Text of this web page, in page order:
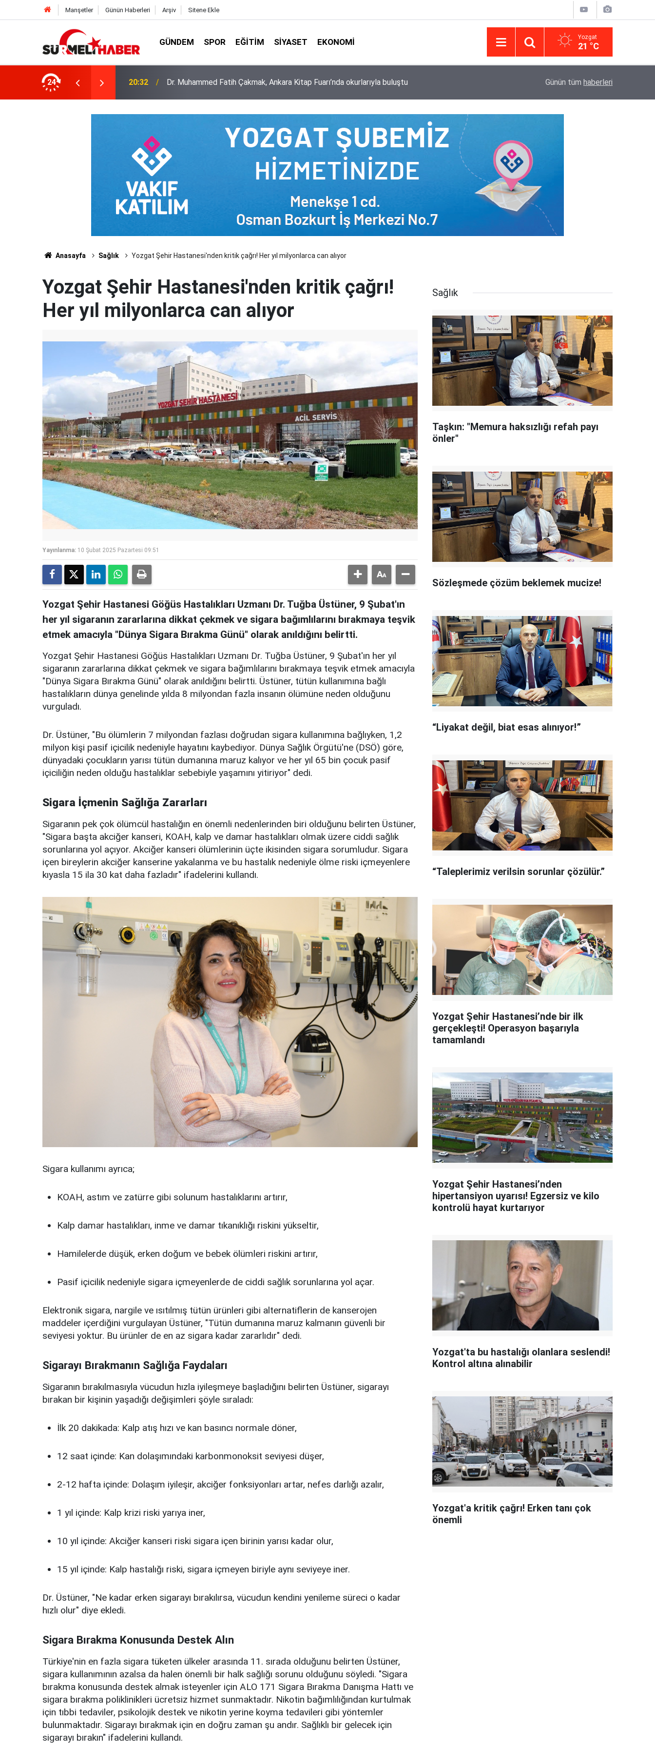
Manşetler Günün Haberleri Arşiv Sitene Ekle
GÜNDEM SPOR EĞITIM SIYASET EKONOMI Yozgat
21 °C
24
okurlarıyla buluştu 14:52 Diyanet İşleri Başkanlığı ile Türkiye Diyanet Vakfı milyonları sevindirdi Yargıtay’da iletişim hamlesi: Kurumsal
Günün tüm haberleri
Anasayfa Sağlık Yozgat Şehir Hastanesi'nden kritik çağrı! Her yıl milyonlarca can alıyor
Yozgat Şehir Hastanesi'nden kritik çağrı!
Her yıl milyonlarca can alıyor
Yayınlanma: 10 Şubat 2025 Pazartesi 09:51
Yozgat Şehir Hastanesi Göğüs Hastalıkları Uzmanı Dr. Tuğba Üstüner, 9 Şubat'ın
her yıl sigaranın zararlarına dikkat çekmek ve sigara bağımlılarını bırakmaya teşvik
etmek amacıyla "Dünya Sigara Bırakma Günü" olarak anıldığını belirtti.
Yozgat Şehir Hastanesi Göğüs Hastalıkları Uzmanı Dr. Tuğba Üstüner, 9 Şubat'ın her yıl
sigaranın zararlarına dikkat çekmek ve sigara bağımlılarını bırakmaya teşvik etmek amacıyla
"Dünya Sigara Bırakma Günü" olarak anıldığını belirtti. Üstüner, tütün kullanımına bağlı
hastalıkların dünya genelinde yılda 8 milyondan fazla insanın ölümüne neden olduğunu
vurguladı.
Dr. Üstüner, "Bu ölümlerin 7 milyondan fazlası doğrudan sigara kullanımına bağlıyken, 1,2
milyon kişi pasif içicilik nedeniyle hayatını kaybediyor. Dünya Sağlık Örgütü'ne (DSÖ) göre,
dünyadaki çocukların yarısı tütün dumanına maruz kalıyor ve her yıl 65 bin çocuk pasif
içiciliğin neden olduğu hastalıklar sebebiyle yaşamını yitiriyor" dedi.
Sigara İçmenin Sağlığa Zararları
Sigaranın pek çok ölümcül hastalığın en önemli nedenlerinden biri olduğunu belirten Üstüner,
"Sigara başta akciğer kanseri, KOAH, kalp ve damar hastalıkları olmak üzere ciddi sağlık
sorunlarına yol açıyor. Akciğer kanseri ölümlerinin üçte ikisinden sigara sorumludur. Sigara
içen bireylerin akciğer kanserine yakalanma ve bu hastalık nedeniyle ölme riski içmeyenlere
kıyasla 15 ila 30 kat daha fazladır" ifadelerini kullandı.
Sigara kullanımı ayrıca;
KOAH, astım ve zatürre gibi solunum hastalıklarını artırır,
Kalp damar hastalıkları, inme ve damar tıkanıklığı riskini yükseltir,
Hamilelerde düşük, erken doğum ve bebek ölümleri riskini artırır,
Pasif içicilik nedeniyle sigara içmeyenlerde de ciddi sağlık sorunlarına yol açar.
Elektronik sigara, nargile ve ısıtılmış tütün ürünleri gibi alternatiflerin de kanserojen
maddeler içerdiğini vurgulayan Üstüner, "Tütün dumanına maruz kalmanın güvenli bir
seviyesi yoktur. Bu ürünler de en az sigara kadar zararlıdır" dedi.
Sigarayı Bırakmanın Sağlığa Faydaları
Sigaranın bırakılmasıyla vücudun hızla iyileşmeye başladığını belirten Üstüner, sigarayı
bırakan bir kişinin yaşadığı değişimleri şöyle sıraladı:
İlk 20 dakikada: Kalp atış hızı ve kan basıncı normale döner,
12 saat içinde: Kan dolaşımındaki karbonmonoksit seviyesi düşer,
2-12 hafta içinde: Dolaşım iyileşir, akciğer fonksiyonları artar, nefes darlığı azalır,
1 yıl içinde: Kalp krizi riski yarıya iner,
10 yıl içinde: Akciğer kanseri riski sigara içen birinin yarısı kadar olur,
15 yıl içinde: Kalp hastalığı riski, sigara içmeyen biriyle aynı seviyeye iner.
Dr. Üstüner, "Ne kadar erken sigarayı bırakılırsa, vücudun kendini yenileme süreci o kadar
hızlı olur" diye ekledi.
Sigara Bırakma Konusunda Destek Alın
Türkiye'nin en fazla sigara tüketen ülkeler arasında 11. sırada olduğunu belirten Üstüner,
sigara kullanımının azalsa da halen önemli bir halk sağlığı sorunu olduğunu söyledi. "Sigara
bırakma konusunda destek almak isteyenler için ALO 171 Sigara Bırakma Danışma Hattı ve
sigara bırakma poliklinikleri ücretsiz hizmet sunmaktadır. Nikotin bağımlılığından kurtulmak
için tıbbi tedaviler, psikolojik destek ve nikotin yerine koyma tedavileri gibi yöntemler
bulunmaktadır. Sigarayı bırakmak için en doğru zaman şu andır. Sağlıklı bir gelecek için
sigarayı bırakın" ifadelerini kullandı.
Sağlık
Taşkın: "Memura haksızlığı refah payı
önler"
Sözleşmede çözüm beklemek mucize!
“Liyakat değil, biat esas alınıyor!”
“Taleplerimiz verilsin sorunlar çözülür.”
Yozgat Şehir Hastanesi’nde bir ilk
gerçekleşti! Operasyon başarıyla
tamamlandı
Yozgat Şehir Hastanesi’nden
hipertansiyon uyarısı! Egzersiz ve kilo
kontrolü hayat kurtarıyor
Yozgat'ta bu hastalığı olanlara seslendi!
Kontrol altına alınabilir
Yozgat'a kritik çağrı! Erken tanı çok
önemli